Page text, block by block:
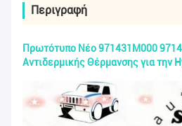
Περιγραφή
Πρωτότυπο Νέο 971431M000
Αντιδερμικής Θέρμανσης για την